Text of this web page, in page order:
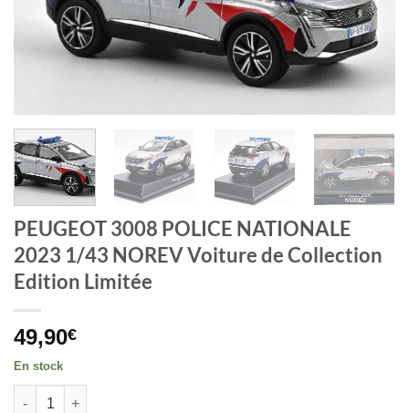
PEUGEOT 3008 POLICE NATIONALE
2023 1/43 NOREV Voiture de Collection
Edition Limitée
49,90€
En stock
quantité de PEUGEOT 3008 POLICE NATIONALE 2023 1/43